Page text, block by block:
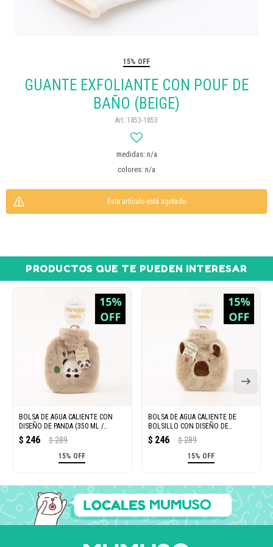
15% OFF
GUANTE EXFOLIANTE CON POUF DE
BAÑO (BEIGE)
1853-1853
medidas: n/a
colores: n/a
Este artículo está agotado.
PRODUCTOS QUE TE PUEDEN INTERESAR
BOLSA DE AGUA CALIENTE CON
DISEÑO DE PANDA (350 ML /
COLOR DURAZNO)
$ 246 $ 289
15% OFF
BOLSA DE AGUA CALIENTE DE
BOLSILLO CON DISEÑO DE
CAPIBARA (350 ML / CAQUI CLARO)
$ 246 $ 289
15% OFF